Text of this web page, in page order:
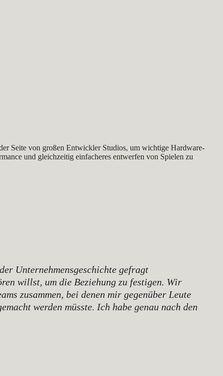
Seite von großen Entwickler Studios, um wichtige Hardware-
und gleichzeitig einfacheres entwerfen von Spielen zu
Unternehmensgeschichte gefragt
willst, um die Beziehung zu festigen. Wir
zusammen, bei denen mir gegenüber Leute
werden müsste. Ich habe genau nach den